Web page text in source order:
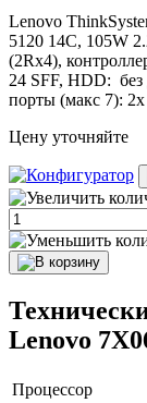
Lenovo
5120 14C, 105W
(2Rx4),
24 SFF, HDD: без
порты (макс 7):
Цену уточняйте
Lenovo
Процессор